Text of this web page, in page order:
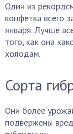
Один из
конфетка всего
января. Лучше
того, как она
холодам.
Сорта
Они более
подвержены